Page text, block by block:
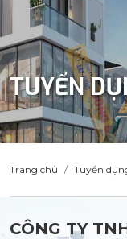
Tín,
Chất
Lượng
Cao
TUYỂN
Trang chủ Tuyển
CÔNG TY